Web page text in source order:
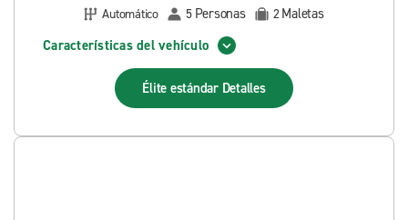
Automático
5 Personas 2Maletas
Características del vehículo
Élite estándar Detalles